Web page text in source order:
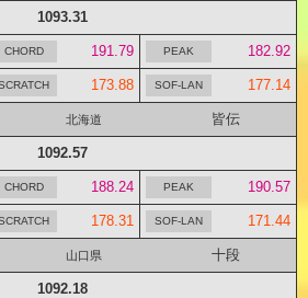
1093.31
191.79 182.92
173.88 177.14
北海道 皆伝
1092.57
188.24 190.57
178.31 171.44
山口県 十段
1092.18